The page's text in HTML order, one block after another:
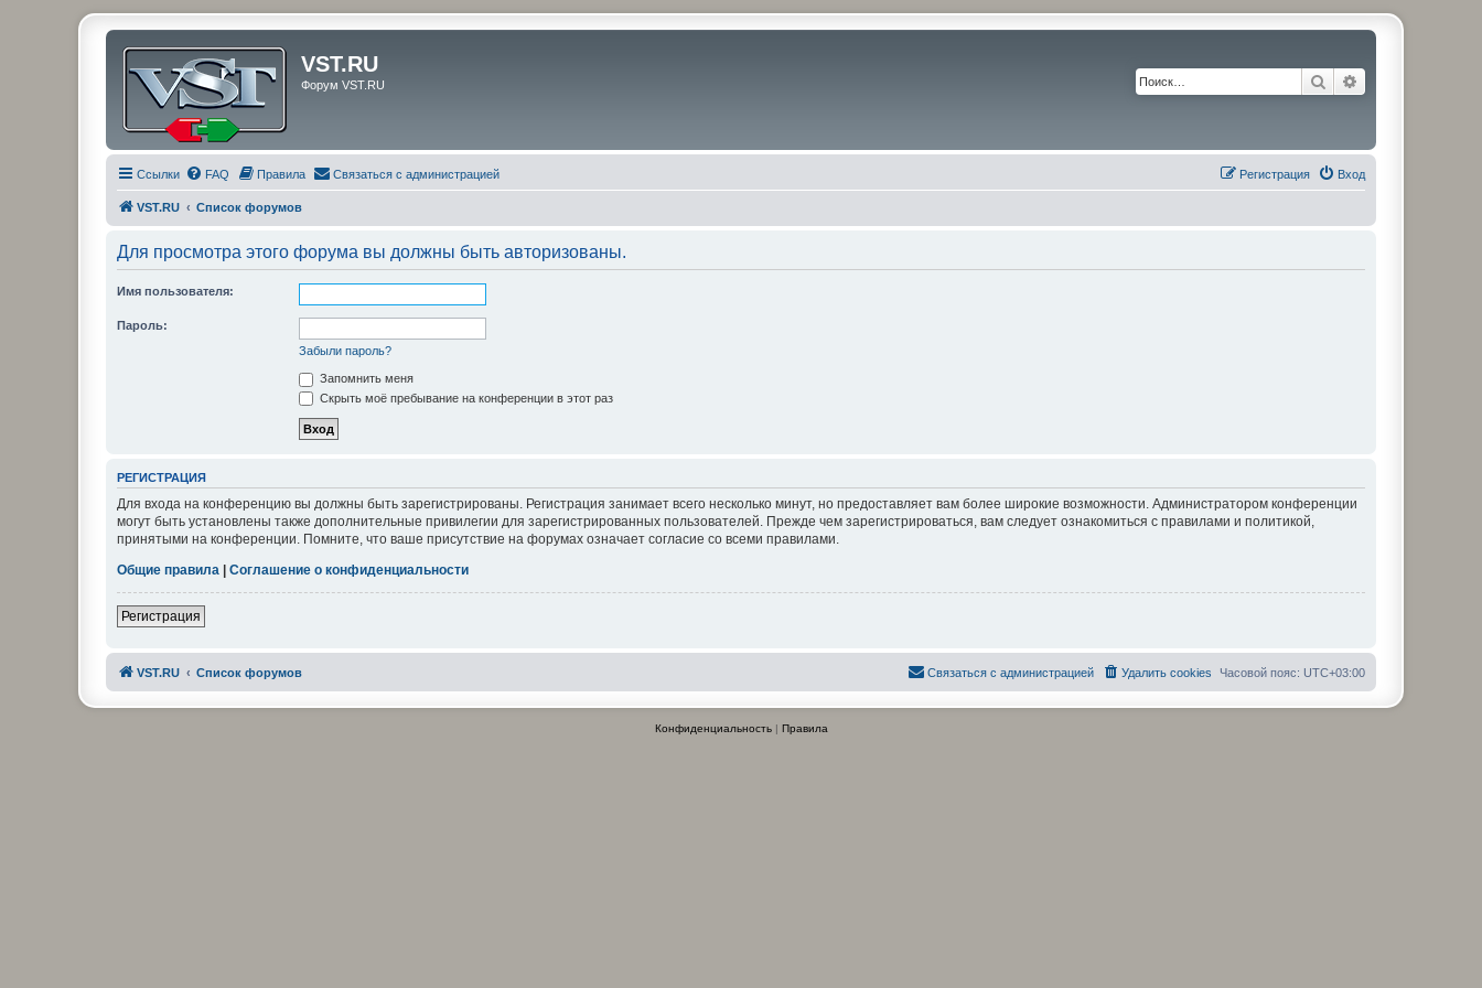
VST.RU
Форум VST.RU Поиск
Ссылки FAQ Правила Связаться с администрацией Вход
Регистрация
VST.RU Список форумов
Для просмотра этого форума вы должны быть авторизованы.
Имя пользователя:
Пароль:
Забыли пароль?
Запомнить меня
Скрыть моё пребывание на конференции в этот раз
РЕГИСТРАЦИЯ
Для входа на конференцию вы должны быть зарегистрированы. Регистрация занимает всего несколько минут, но предоставляет вам более широкие возможности. Администратором конференции
могут быть установлены также дополнительные привилегии для зарегистрированных пользователей. Прежде чем зарегистрироваться, вам следует ознакомиться с правилами и политикой,
принятыми на конференции. Помните, что ваше присутствие на форумах означает согласие со всеми правилами.
Общие правила | Соглашение о конфиденциальности
Регистрация
VST.RU Список форумов Часовой пояс: UTC+03:00
Удалить cookies
Связаться с администрацией
Конфиденциальность| Правила